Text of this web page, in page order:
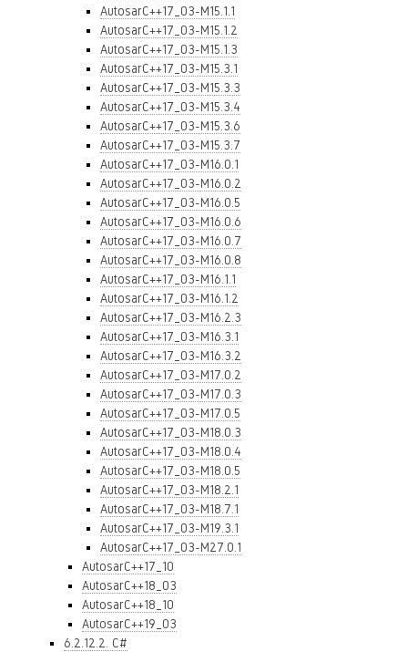
AutosarC++17_03-M15.1.1
AutosarC++17_03-M15.1.2
AutosarC++17_03-M15.1.3
AutosarC++17_03-M15.3.1
AutosarC++17_03-M15.3.3
AutosarC++17_03-M15.3.4
AutosarC++17_03-M15.3.6
AutosarC++17_03-M15.3.7
AutosarC++17_03-M16.0.1
AutosarC++17_03-M16.0.2
AutosarC++17_03-M16.0.5
AutosarC++17_03-M16.0.6
AutosarC++17_03-M16.0.7
AutosarC++17_03-M16.0.8
AutosarC++17_03-M16.1.1
AutosarC++17_03-M16.1.2
AutosarC++17_03-M16.2.3
AutosarC++17_03-M16.3.1
AutosarC++17_03-M16.3.2
AutosarC++17_03-M17.0.2
AutosarC++17_03-M17.0.3
AutosarC++17_03-M17.0.5
AutosarC++17_03-M18.0.3
AutosarC++17_03-M18.0.4
AutosarC++17_03-M18.0.5
AutosarC++17_03-M18.2.1
AutosarC++17_03-M18.7.1
AutosarC++17_03-M19.3.1
AutosarC++17_03-M27.0.1
AutosarC++17_10
AutosarC++18_03
AutosarC++18_10
AutosarC++19_03
6.2.12.2. C#